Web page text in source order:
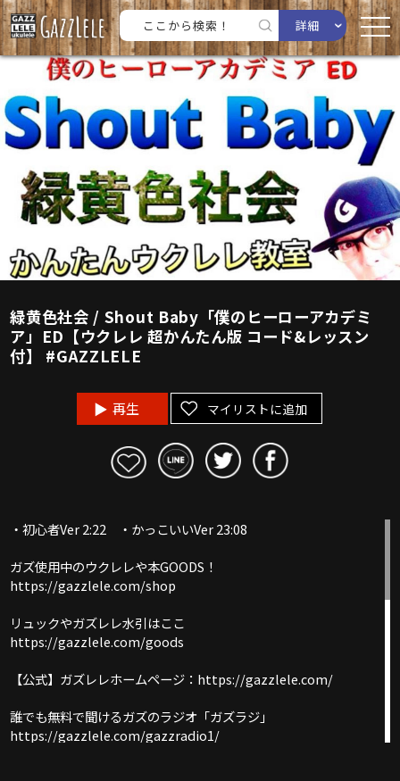
詳細
緑黄色社会 / Shout Baby「僕のヒーローアカデミ
ア」ED【ウクレレ 超かんたん版 コード&レッスン
付】 #GAZZLELE
再生 マイリストに追加
・初心者Ver 2:22 ・かっこいいVer 23:08
ガズ使用中のウクレレや本GOODS！
https://gazzlele.com/shop
リュックやガズレレ水引はここ
https://gazzlele.com/goods
【公式】ガズレレホームページ：https://gazzlele.com/
誰でも無料で聞けるガズのラジオ「ガズラジ」
https://gazzlele.com/gazzradio1/